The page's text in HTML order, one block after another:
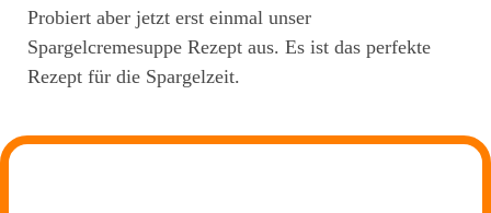
Probiert aber jetzt erst einmal unser
Spargelcremesuppe Rezept aus. Es ist das perfekte
Rezept für die Spargelzeit.